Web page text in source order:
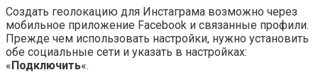
Создать геолокацию для Инстаграма возможно через
мобильное приложение Facebook и связанные профили.
Прежде чем использовать настройки, нужно установить
обе социальные сети и указать в настройках:
«Подключить«.